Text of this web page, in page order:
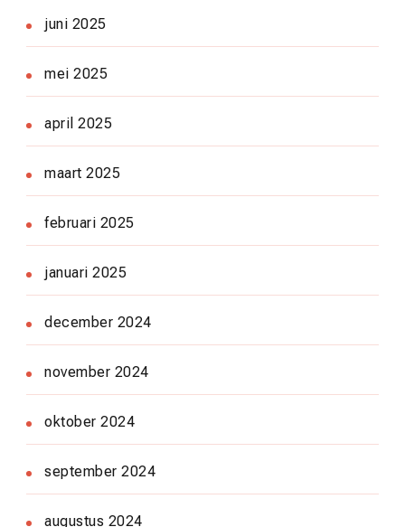
juni 2025
mei 2025
april 2025
maart 2025
februari 2025
januari 2025
december 2024
november 2024
oktober 2024
september 2024
augustus 2024